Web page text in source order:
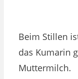
Beim Stillen
das Kumarin
Muttermilch.